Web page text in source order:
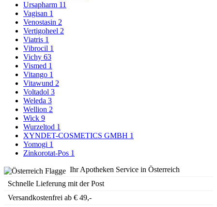
Ursapharm 11
Vagisan 1
Venostasin 2
Vertigoheel 2
Viatris 1
Vibrocil 1
Vichy 63
Vismed 1
Vitango 1
Vitawund 2
Voltadol 3
Weleda 3
Wellion 2
Wick 9
Wurzeltod 1
XYNDET-COSMETICS GMBH 1
Yomogi 1
Zinkorotat-Pos 1
Ihr Apotheken Service in Österreich
Schnelle Lieferung mit der Post
Versandkostenfrei ab € 49,-